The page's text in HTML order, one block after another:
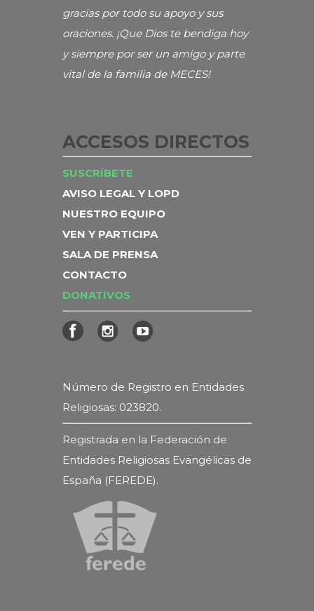
gracias por todo su apoyo y sus
oraciones. ¡Que Dios te bendiga hoy
y siempre por ser un amigo y parte
vital de la familia de MECES!
ACCESOS DIRECTOS
SUSCRÍBETE
AVISO LEGAL Y LOPD
NUESTRO EQUIPO
VEN Y PARTICIPA
SALA DE PRENSA
CONTACTO
DONATIVOS
Número de Registro en Entidades
Religiosas: 023820.
Registrada en la Federación de
Entidades Religiosas Evangélicas de
España (FEREDE).